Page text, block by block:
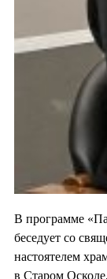
В программе
беседует со
настоятелем
в Старом